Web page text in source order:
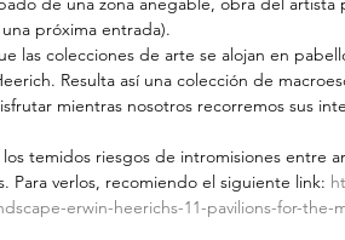
próxima entrada).
las colecciones de arte se alojan en
Resulta así una colección de
mientras nosotros recorremos sus
temidos riesgos de intromisiones entre
Para verlos, recomiendo el siguiente link:
erwin-heerichs-11-pavilions-for-the-